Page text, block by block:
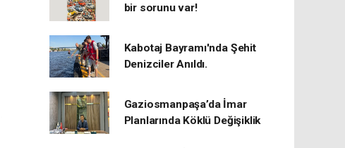
bir sorunu var!
Kabotaj Bayramı'nda Şehit
Denizciler Anıldı.
Gaziosmanpaşa’da İmar
Planlarında Köklü Değişiklik